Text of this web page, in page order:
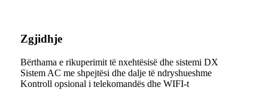
Zgjidhje
Bërthama e rikuperimit të nxehtësisë dhe sistemi DX
Sistem AC me shpejtësi dhe dalje të ndryshueshme
Kontroll opsional i telekomandës dhe WIFI-t